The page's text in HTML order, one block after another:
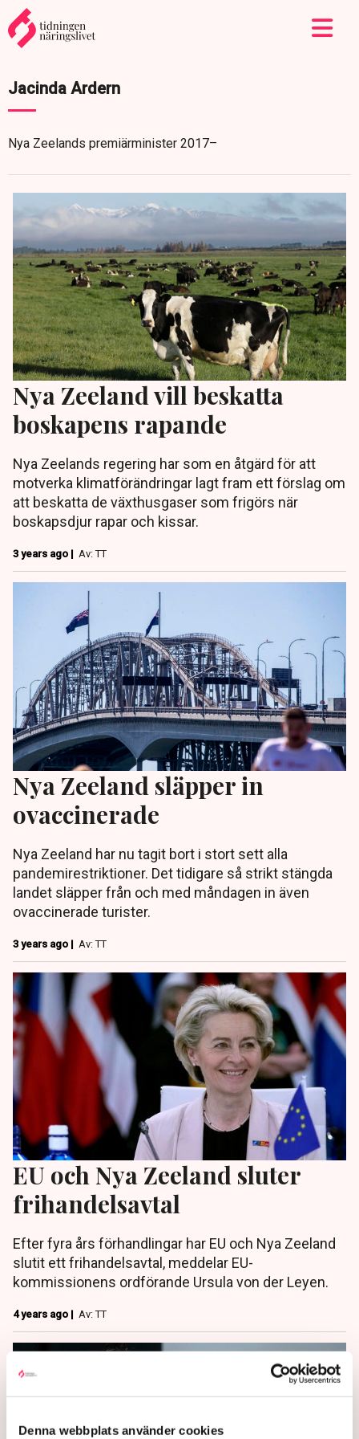
Denna webbplats använder cookies
Jacinda Ardern
Nya Zeelands premiärminister 2017–
Nya Zeeland vill beskatta
boskapens rapande
Nya Zeelands regering har som en åtgärd för att
motverka klimatförändringar lagt fram ett förslag om
att beskatta de växthusgaser som frigörs när
boskapsdjur rapar och kissar.
3 years ago | Av: TT
Nya Zeeland släpper in
ovaccinerade
Nya Zeeland har nu tagit bort i stort sett alla
pandemirestriktioner. Det tidigare så strikt stängda
landet släpper från och med måndagen in även
ovaccinerade turister.
3 years ago | Av: TT
EU och Nya Zeeland sluter
frihandelsavtal
Efter fyra års förhandlingar har EU och Nya Zeeland
slutit ett frihandelsavtal, meddelar EU-
kommissionens ordförande Ursula von der Leyen.
4 years ago | Av: TT